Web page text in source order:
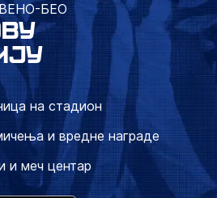
БЕО
на стадион
и вредне награде
и меч центар